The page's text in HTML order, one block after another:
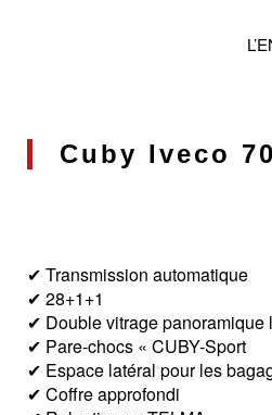
Cuby Iveco
✔ Transmission automatique
✔ 28+1+1
✔ Double vitrage panoramique
✔ Pare-chocs « CUBY-Sport
✔ Espace latéral pour les
✔ Coffre approfondi